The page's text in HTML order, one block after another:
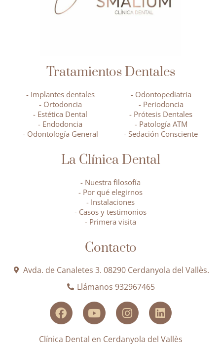
Tratamientos Dentales
- Implantes dentales
- Ortodoncia
- Estética Dental
- Endodoncia
- Odontología General
- Odontopediatría
- Periodoncia
- Prótesis Dentales
- Patología ATM
- Sedación Consciente
La Clínica Dental
- Nuestra filosofía
- Por qué elegirnos
- Instalaciones
- Casos y testimonios
- Primera visita
Contacto
Avda. de Canaletes 3. 08290 Cerdanyola del Vallès.
Llámanos 932967465
Clínica Dental en Cerdanyola del Vallès